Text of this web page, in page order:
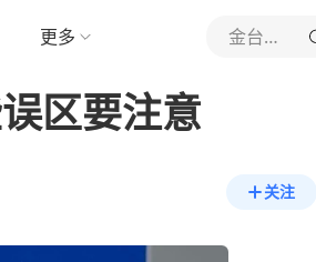
更多 金台资讯
区要注意
关注